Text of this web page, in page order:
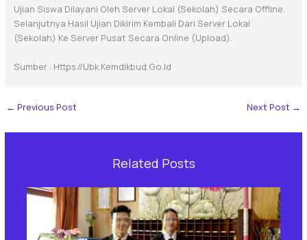
Ujian Siswa Dilayani Oleh Server Lokal (sekolah) Secara Offline.
Selanjutnya Hasil Ujian Dikirim Kembali Dari Server Lokal
(sekolah) Ke Server Pusat Secara Online (upload).
Sumber : Https://ubk.kemdikbud.go.id
← Previous Post Next Post →
Related Posts